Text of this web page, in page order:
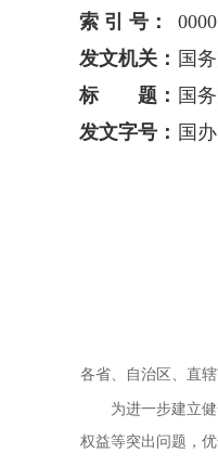
索 引 号：
发文机关： 国
标 题： 国
发文字号： 国
各省、自治区、直
为进一步建立
权益等突出问题，